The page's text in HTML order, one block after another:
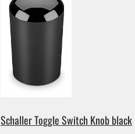
Schaller Toggle Switch Knob black